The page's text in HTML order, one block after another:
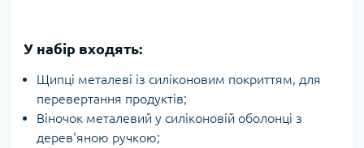
У набір входять:
Щипці металеві із силіконовим покриттям, для
перевертання продуктів;
Віночок металевий у силіконовій оболонці з
дерев'яною ручкою;